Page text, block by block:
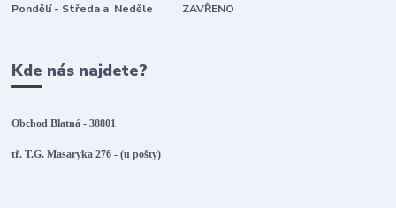
Pondělí - Středa a Neděle ZAVŘENO
Kde nás najdete?
Obchod Blatná - 38801
tř. T.G. Masaryka 276 - (u pošty)